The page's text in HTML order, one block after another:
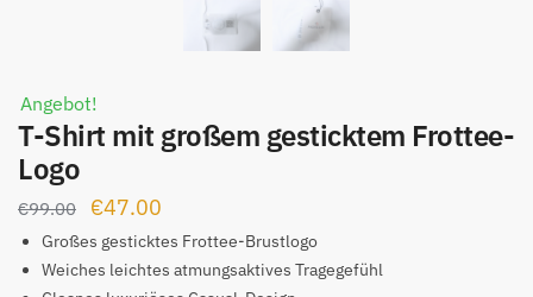
Angebot!
T-Shirt mit großem gesticktem Frottee-
Logo
€99.00
Ursprünglicher
Preis
war:
€47.00
Preis
ist:
Großes gesticktes Frottee-Brustlogo
Weiches leichtes atmungsaktives Tragegefühl